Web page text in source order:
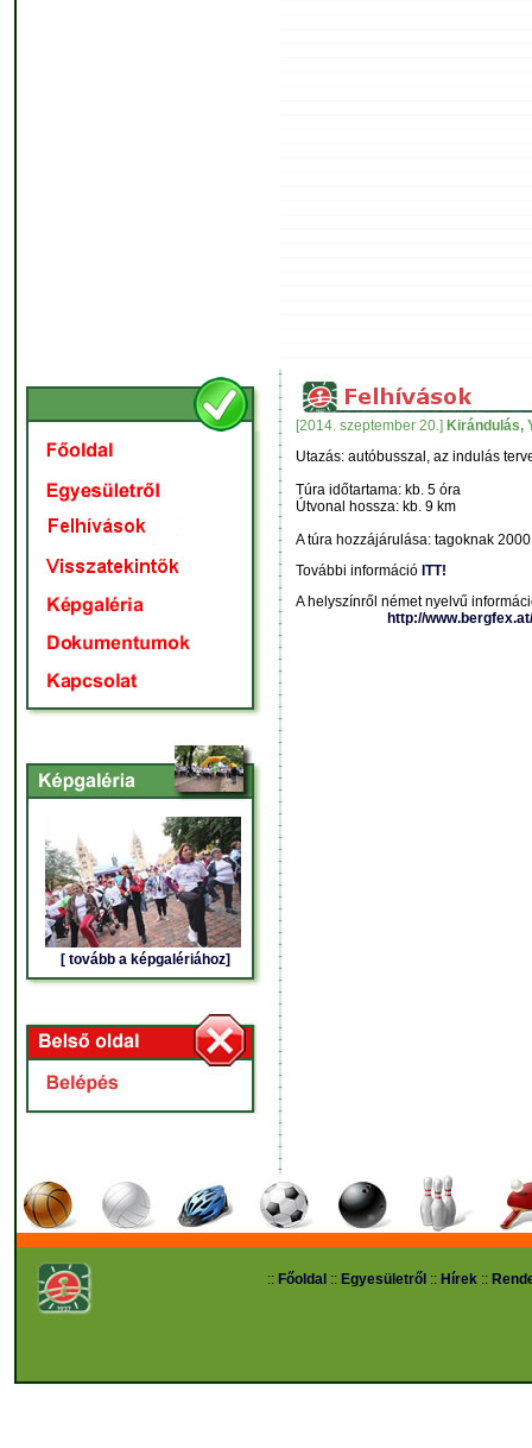
[ tovább a képgalériához]
[2014. szeptember 20.] Kirándulás,
Utazás: autóbusszal, az indulás
Túra időtartama: kb. 5 óra
Útvonal hossza: kb. 9 km
A túra hozzájárulása: tagoknak
További információ ITT!
A helyszínről német nyelvű
http://
:: Főoldal :: Egyesületről :: Hírek ::